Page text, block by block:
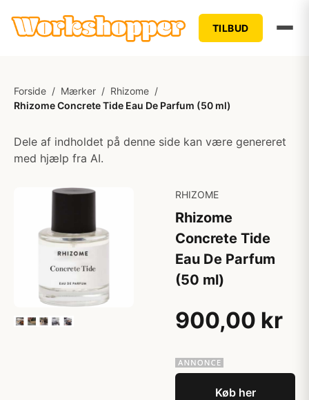
TILBUD
Forside / Mærker / Rhizome /
Rhizome Concrete Tide Eau De Parfum (50 ml)
Dele af indholdet på denne side kan være genereret
med hjælp fra AI.
RHIZOME
Rhizome
Concrete Tide
Eau De Parfum
(50 ml)
900,00 kr
Køb her